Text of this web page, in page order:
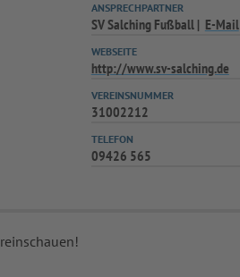
ANSPRECHPARTNER
SV Salching Fußball E-Mail
WEBSEITE
http://www.sv-salching.de
VEREINSNUMMER
31002212
TELEFON
09426 565